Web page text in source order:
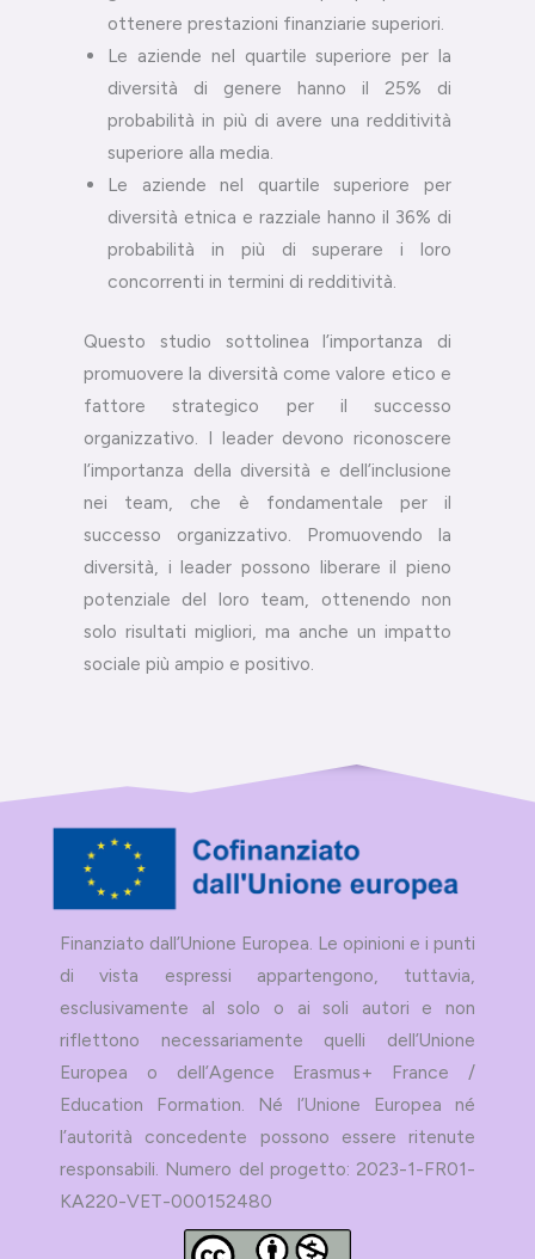
ottenere prestazioni finanziarie superiori.
Le aziende nel quartile superiore per la
diversità di genere hanno il 25% di
probabilità in più di avere una redditività
superiore alla media.
Le aziende nel quartile superiore per
diversità etnica e razziale hanno il 36% di
probabilità in più di superare i loro
concorrenti in termini di redditività.
Questo studio sottolinea l’importanza di
promuovere la diversità come valore etico e
fattore strategico per il successo
organizzativo. I leader devono riconoscere
l’importanza della diversità e dell’inclusione
nei team, che è fondamentale per il
successo organizzativo. Promuovendo la
diversità, i leader possono liberare il pieno
potenziale del loro team, ottenendo non
solo risultati migliori, ma anche un impatto
sociale più ampio e positivo.
Finanziato dall’Unione Europea. Le opinioni e i punti
di vista espressi appartengono, tuttavia,
esclusivamente al solo o ai soli autori e non
riflettono necessariamente quelli dell’Unione
Europea o dell’Agence Erasmus+ France /
Education Formation. Né l’Unione Europea né
l’autorità concedente possono essere ritenute
responsabili. Numero del progetto: 2023-1-FR01-
KA220-VET-000152480